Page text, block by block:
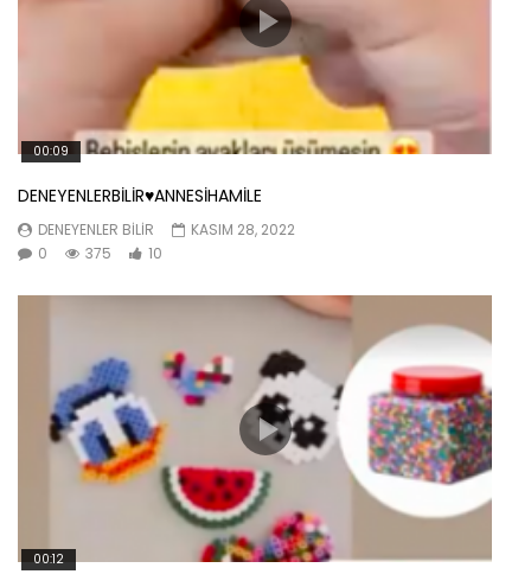
00:09
DENEYENLERBİLİR♥️ANNESİHAMİLE
DENEYENLER BILIR
KASIM 28, 2022
0
375 10
00:12